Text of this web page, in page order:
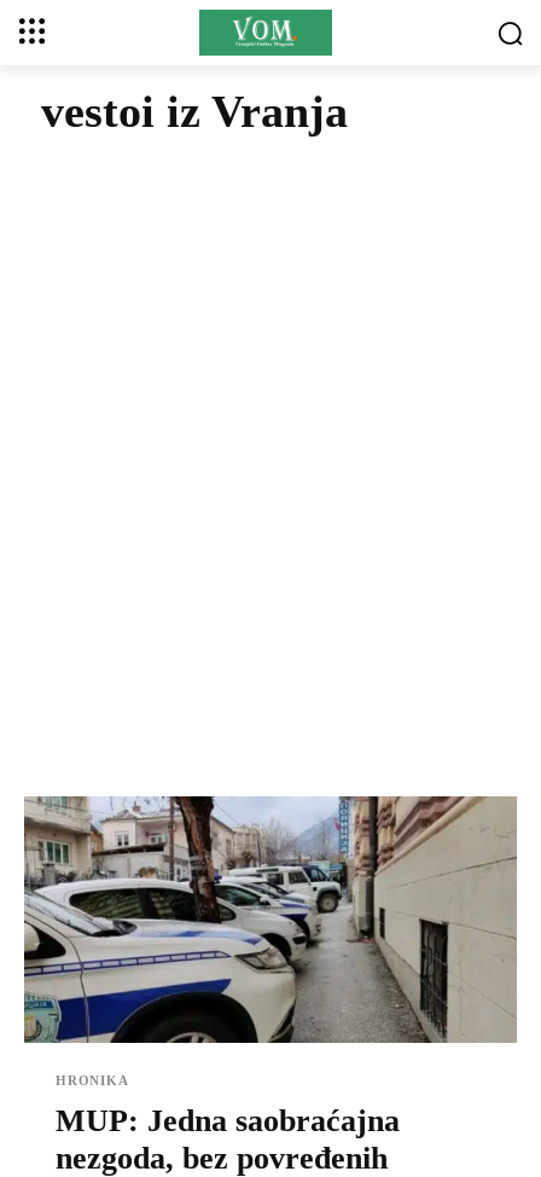
vestoi iz Vranja
HRONIKA
MUP: Jedna saobraćajna
nezgoda, bez povređenih